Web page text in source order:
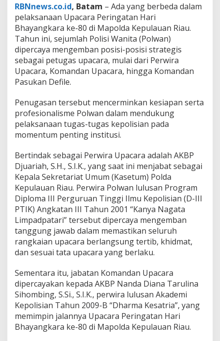
A
M
B
L
P
E
R
T
R
A
T
E
I
S
S
E
B
A
A
P
E
T
G
A
S
U
P
A
C
RBNnews.co.id, Batam – Ada yang berbeda dalam
pelaksanaan Upacara Peringatan Hari
Bhayangkara ke-80 di Mapolda Kepulauan Riau.
Tahun ini, sejumlah Polisi Wanita (Polwan)
dipercaya mengemban posisi-posisi strategis
sebagai petugas upacara, mulai dari Perwira
Upacara, Komandan Upacara, hingga Komandan
Pasukan Defile.
Penugasan tersebut mencerminkan kesiapan serta
profesionalisme Polwan dalam mendukung
pelaksanaan tugas-tugas kepolisian pada
momentum penting institusi.
Bertindak sebagai Perwira Upacara adalah AKBP
Djuariah, S.H., S.I.K., yang saat ini menjabat sebagai
Kepala Sekretariat Umum (Kasetum) Polda
Kepulauan Riau. Perwira Polwan lulusan Program
Diploma III Perguruan Tinggi Ilmu Kepolisian (D-III
PTIK) Angkatan III Tahun 2001 “Kanya Nagata
Limpadpatari” tersebut dipercaya mengemban
tanggung jawab dalam memastikan seluruh
rangkaian upacara berlangsung tertib, khidmat,
dan sesuai tata upacara yang berlaku.
Sementara itu, jabatan Komandan Upacara
dipercayakan kepada AKBP Nanda Diana Tarulina
Sihombing, S.Si., S.I.K., perwira lulusan Akademi
Kepolisian Tahun 2009-B “Dharma Kesatria”, yang
memimpin jalannya Upacara Peringatan Hari
Bhayangkara ke-80 di Mapolda Kepulauan Riau.